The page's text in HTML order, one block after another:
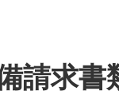
請求書